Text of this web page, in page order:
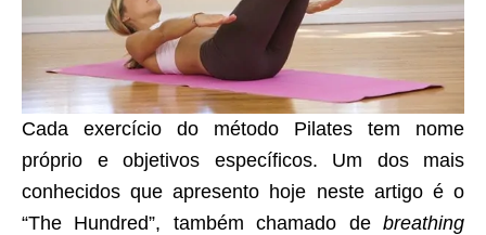
Cada exercício do método Pilates tem nome
próprio e objetivos específicos. Um dos mais
conhecidos que apresento hoje neste artigo é o
“The Hundred”, também chamado de breathing